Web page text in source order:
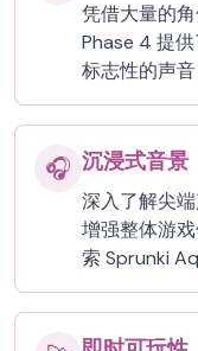
凭借大量的
Phase 4 提
标志性的声音
🎧 沉浸式音景
深入了解尖
增强整体游
索 Sprunki